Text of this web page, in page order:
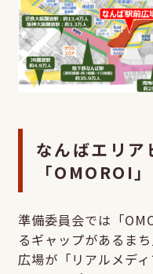
なんばエリア
「OMOROI
準備委員会では「
るギャップがあるま
広場が「リアルメデ